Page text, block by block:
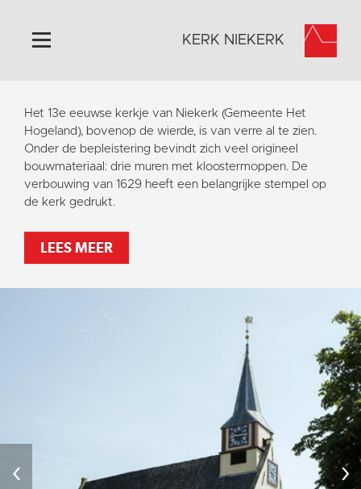
Home
Algemeen
Historie
Omgeving
Activiteiten
Steun ons
Contact
Vaktaal
KERK NIEKERK
Het 13e eeuwse kerkje van Niekerk (Gemeente Het
Hogeland), bovenop de wierde, is van verre al te zien.
Onder de bepleistering bevindt zich veel origineel
bouwmateriaal: drie muren met kloostermoppen. De
verbouwing van 1629 heeft een belangrijke stempel op
de kerk gedrukt.
LEES MEER
‹ ›